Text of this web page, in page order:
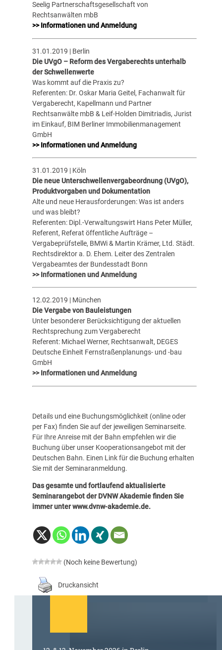
Seelig Partnerschaftsgesellschaft von
Rechtsanwälten mbB
>> Informationen und Anmeldung
31.01.2019 | Berlin
Die UVgO – Reform des Vergaberechts unterhalb
der Schwellenwerte
Was kommt auf die Praxis zu?
Referenten: Dr. Oskar Maria Geitel, Fachanwalt für
Vergaberecht, Kapellmann und Partner
Rechtsanwälte mbB & Leif-Holden Dimitriadis, Jurist
im Einkauf, BIM Berliner Immobilienmanagement
GmbH
>> Informationen und Anmeldung
31.01.2019 | Köln
Die neue Unterschwellenvergabeordnung (UVgO),
Produktvorgaben und Dokumentation
Alte und neue Herausforderungen: Was ist anders
und was bleibt?
Referenten: Dipl.-Verwaltungswirt Hans Peter Müller,
Referent, Referat öffentliche Aufträge –
Vergabeprüfstelle, BMWi & Martin Krämer, Ltd. Städt.
Rechtsdirektor a. D. Ehem. Leiter des Zentralen
Vergabeamtes der Bundesstadt Bonn
>> Informationen und Anmeldung
12.02.2019 | München
Die Vergabe von Bauleistungen
Unter besonderer Berücksichtigung der aktuellen
Rechtsprechung zum Vergaberecht
Referent: Michael Werner, Rechtsanwalt, DEGES
Deutsche Einheit Fernstraßenplanungs- und -bau
GmbH
>> Informationen und Anmeldung
Details und eine Buchungsmöglichkeit (online oder
per Fax) finden Sie auf der jeweiligen Seminarseite.
Für Ihre Anreise mit der Bahn empfehlen wir die
Buchung über unser Kooperationsangebot mit der
Deutschen Bahn. Einen Link für die Buchung erhalten
Sie mit der Seminaranmeldung.
Das gesamte und fortlaufend aktualisierte
Seminarangebot der DVNW Akademie finden Sie
immer unterwww.dvnw-akademie.de.
(Noch keine Bewertung)
Druckansicht